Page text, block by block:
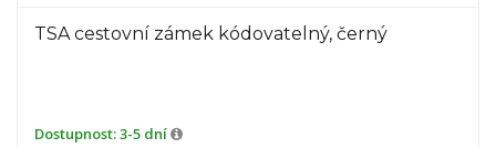
TSA cestovní zámek kódovatelný, černý
Dostupnost:3-5 dní